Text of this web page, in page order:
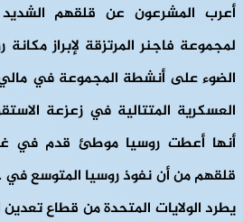
أعرب المشرعون عن قلقهم
لمجموعة فاجنر المرتزقة لإبراز
الضوء على أنشطة المجموعة في
العسكرية المتتالية في زعزعة
أنها أعطت روسيا موطئ قدم في
قلقهم من أن نفوذ روسيا المتوسع في
يطرد الولايات المتحدة من قطاع